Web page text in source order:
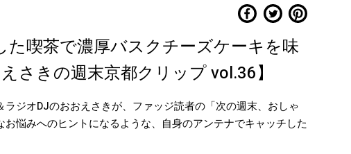
た喫茶で濃厚バスクチーズケーキを味
さきの週末京都クリップ vol.36】
ジオDJのおおえさきが、ファッジ読者の「次の週末、おしゃ
悩みへのヒントになるような、 自身のアンテナでキャッチした